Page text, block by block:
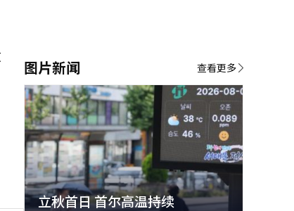
图片新闻
立秋首日 首尔高温持续
查看更多